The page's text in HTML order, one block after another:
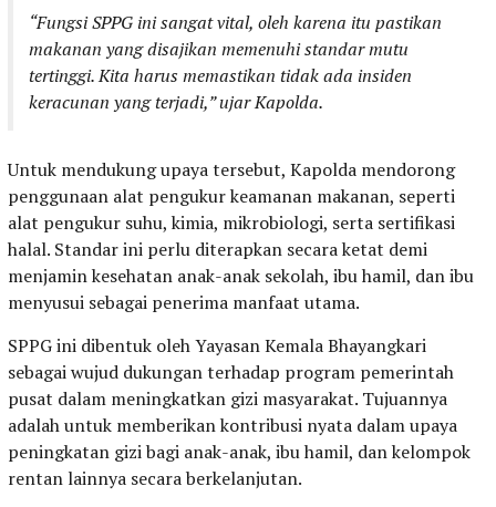
“Fungsi SPPG ini sangat vital, oleh karena itu pastikan
makanan yang disajikan memenuhi standar mutu
tertinggi. Kita harus memastikan tidak ada insiden
keracunan yang terjadi,” ujar Kapolda.
Untuk mendukung upaya tersebut, Kapolda mendorong
penggunaan alat pengukur keamanan makanan, seperti
alat pengukur suhu, kimia, mikrobiologi, serta sertifikasi
halal. Standar ini perlu diterapkan secara ketat demi
menjamin kesehatan anak-anak sekolah, ibu hamil, dan ibu
menyusui sebagai penerima manfaat utama.
SPPG ini dibentuk oleh Yayasan Kemala Bhayangkari
sebagai wujud dukungan terhadap program pemerintah
pusat dalam meningkatkan gizi masyarakat. Tujuannya
adalah untuk memberikan kontribusi nyata dalam upaya
peningkatan gizi bagi anak-anak, ibu hamil, dan kelompok
rentan lainnya secara berkelanjutan.